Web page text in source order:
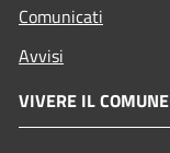
Comunicati
Avvisi
VIVERE IL COMUNE